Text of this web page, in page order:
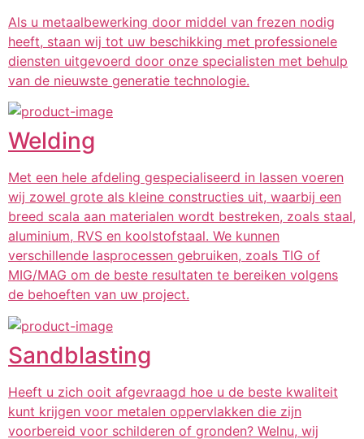
Als u metaalbewerking door middel van frezen nodig
heeft, staan ​​wij tot uw beschikking met professionele
diensten uitgevoerd door onze specialisten met behulp
van de nieuwste generatie technologie.
Welding
Met een hele afdeling gespecialiseerd in lassen voeren
wij zowel grote als kleine constructies uit, waarbij een
breed scala aan materialen wordt bestreken, zoals staal,
aluminium, RVS en koolstofstaal. We kunnen
verschillende lasprocessen gebruiken, zoals TIG of
MIG/MAG om de beste resultaten te bereiken volgens
de behoeften van uw project.
Sandblasting
Heeft u zich ooit afgevraagd hoe u de beste kwaliteit
kunt krijgen voor metalen oppervlakken die zijn
voorbereid voor schilderen of gronden? Welnu, wij